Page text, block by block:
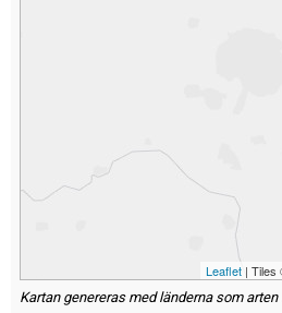
Leaflet | Tiles
Kartan genereras med länderna som